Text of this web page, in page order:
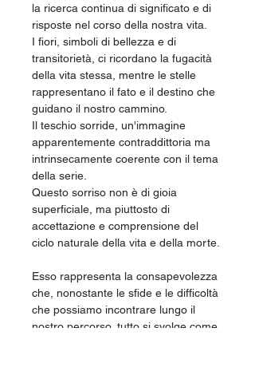
la ricerca continua di significato e di
risposte nel corso della nostra vita.
I fiori, simboli di bellezza e di
transitorietà, ci ricordano la fugacità
della vita stessa, mentre le stelle
rappresentano il fato e il destino che
guidano il nostro cammino.
Il teschio sorride, un'immagine
apparentemente contraddittoria ma
intrinsecamente coerente con il tema
della serie.
Questo sorriso non è di gioia
superficiale, ma piuttosto di
accettazione e comprensione del
ciclo naturale della vita e della morte.
Esso rappresenta la consapevolezza
che, nonostante le sfide e le difficoltà
che possiamo incontrare lungo il
nostro percorso, tutto si svolge come